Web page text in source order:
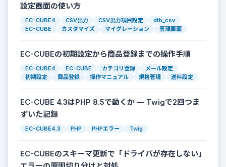
設定画面の使い方
EC-CUBE4 CSV出力 CSV出力項目設定
dtb_csv
EC-CUBE
カスタマイズ マイグレーション 管理画面
EC-CUBEの初期設定から商品登録までの操作手順
EC-CUBE4 EC-CUBE カテゴリ登録
メール設定
初期設定
商品登録 操作マニュアル 規格管理 送料設定
EC-CUBE 4.3はPHP 8.5で動くか — Twigで2回つま
ずいた記録
EC-CUBE4.3 PHP PHPエラー Twig
EC-CUBEのスキーマ更新で「ドライバが存在しない」